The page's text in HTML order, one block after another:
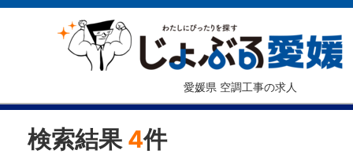
愛媛県 空調工事の求人
検索結果 4件